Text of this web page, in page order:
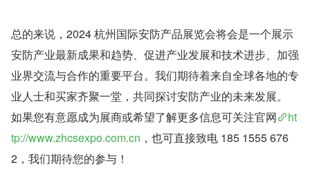
总的来说，2024 杭州国际安防产品展览会将会是一个展示
安防产业最新成果和趋势、促进产业发展和技术进步、加强
业界交流与合作的重要平台。我们期待着来自全球各地的专
业人士和买家齐聚一堂，共同探讨安防产业的未来发展。
如果您有意愿成为展商或希望了解更多信息可关注官网
ht
tp://www.zhcsexpo.com.cn ，也可直接致电 185 1555 676
2，我们期待您的参与！